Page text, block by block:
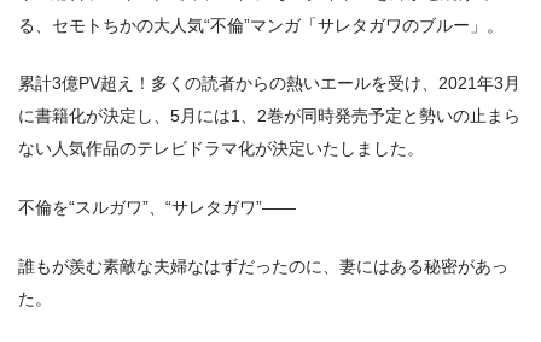
る、セモトちかの大人気“不倫”マンガ「サレタガワのブルー」。
累計3億PV超え！多くの読者からの熱いエールを受け、2021年3月
に書籍化が決定し、5月には1、2巻が同時発売予定と勢いの止まら
ない人気作品のテレビドラマ化が決定いたしました。
不倫を“スルガワ”、“サレタガワ”――
誰もが羨む素敵な夫婦なはずだったのに、妻にはある秘密があっ
た。